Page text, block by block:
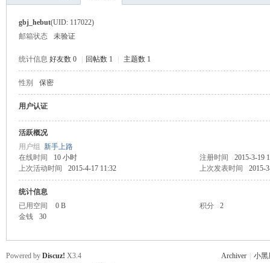
gbj_hebut(UID: 117022)
邮箱状态
未验证
统计信息 好友数 0 回帖数 1 主题数 1
性别 保密
用户认证
活跃概况
用户组 新手上路
在线时间
10 小时 注册时间
2015-3-19
上次活动时间
2015-4-17 11:32 上次发表时间 2015-
统计信息
已用空间
0 B 积分
2
金钱
30
Archiver 小黑
Powered by Discuz! X3.4